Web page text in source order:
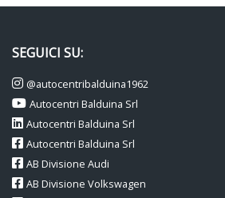
Sistema di monitoraggio pressione
Skoda care connect - servizi di chiamata
con service proattivo (10 anni)
Smartlink via cavo con carplay (apple) e
Specchi di cortesia nelle alette parasole
Specchietti retrovisori esterni regolabili e
SEGUICI SU:
@autocentribalduina1962
Autocentri Balduina Srl
Autocentri Balduina Srl
Autocentri Balduina Srl
AB Divisione Audi
AB Divisione Volkswagen